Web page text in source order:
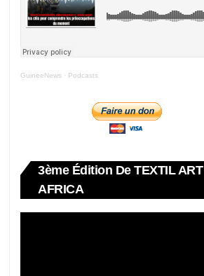
GuineeNews · Podcasts
3ème Édition De TEXTIL ART
AFRICA